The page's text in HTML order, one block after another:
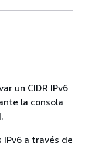
un CIDR IPv6
la consola
IPv6 a través de